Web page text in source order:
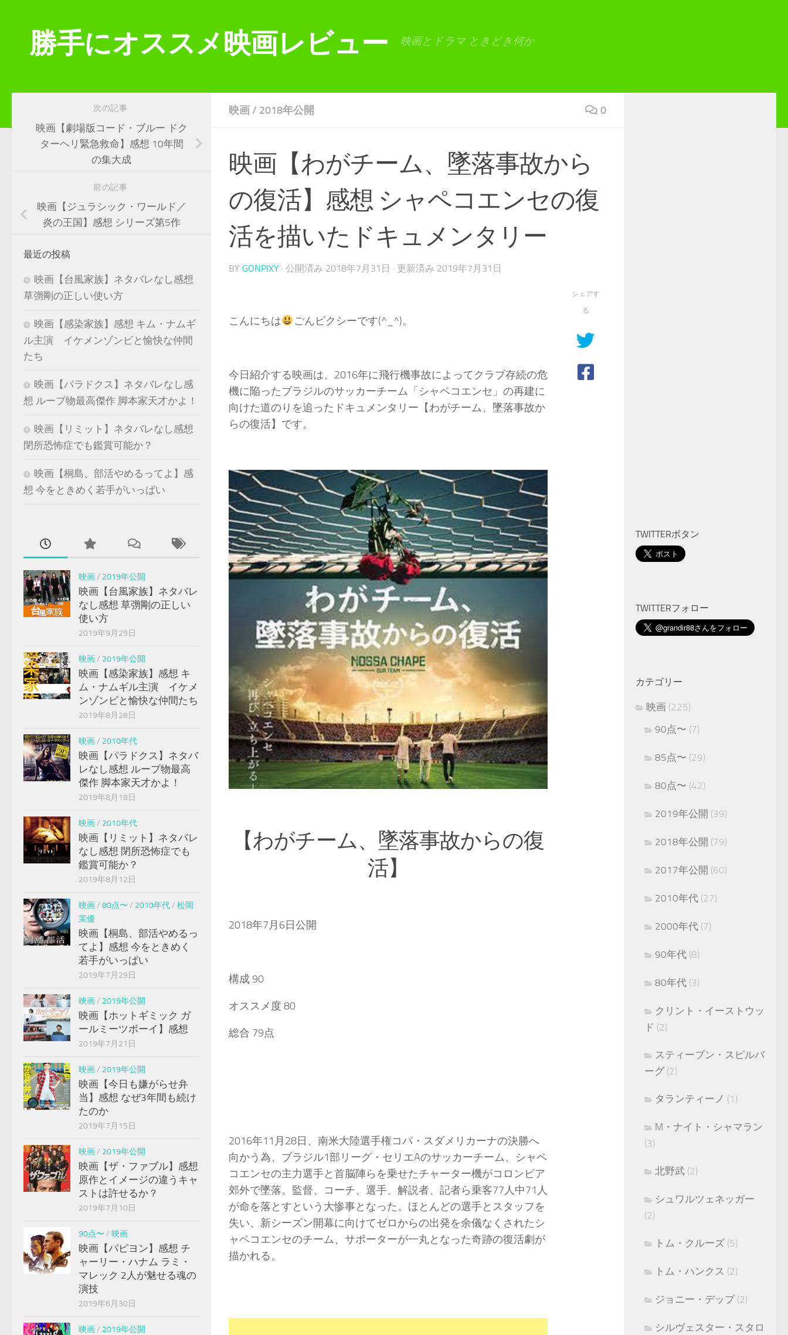
勝手にオススメ映画レビュー 映画とドラマ ときどき何か
映画 / 2018年公開 0
映画【わがチーム、墜落事故から
の復活】感想 シャペコエンセの復
活を描いたドキュメンタリー
BY GONPIXY · 公開済み 2018年7月31日 · 更新済み 2019年7月31日
こんにちは ごんピクシーです(^_^)。
今日紹介する映画は、2016年に飛行機事故によってクラブ存続の危
機に陥ったブラジルのサッカーチーム「シャペコエンセ」の再建に
向けた道のりを追ったドキュメンタリー【わがチーム、墜落事故か
らの復活】です。
【わがチーム、墜落事故からの復
活】
2018年7月6日公開
構成 90
オススメ度 80
総合 79点
2016年11月28日、南米大陸選手権コパ・スダメリカーナの決勝へ
向かう為、ブラジル1部リーグ・セリエAのサッカーチーム、シャペ
コエンセの主力選手と首脳陣らを乗せたチャーター機がコロンビア
郊外で墜落。監督、コーチ、選手、解説者、記者ら乗客77人中71人
が命を落とすという大惨事となった。ほとんどの選手とスタッフを
失い、新シーズン開幕に向けてゼロからの出発を余儀なくされたシ
ャペコエンセのチーム、サポーターが一丸となった奇跡の復活劇が
描かれる。
シェアす
る
次の記事
映画【劇場版コード・ブルー ドク
ターヘリ緊急救命】感想 10年間
の集大成
前の記事
映画【ジュラシック・ワールド／
炎の王国】感想 シリーズ第5作
最近の投稿
映画【台風家族】ネタバレなし感想
草彅剛の正しい使い方
映画【感染家族】感想 キム・ナムギ
ル主演 イケメンゾンビと愉快な仲間
たち
映画【パラドクス】ネタバレなし感
想 ループ物最高傑作 脚本家天才かよ！
映画【リミット】ネタバレなし感想
閉所恐怖症でも鑑賞可能か？
映画【桐島、部活やめるってよ】感
想 今をときめく若手がいっぱい
映画/ 2019年公開
映画【台風家族】ネタバレ
なし感想 草彅剛の正しい
使い方
2019年9月29日
映画/ 2019年公開
映画【感染家族】感想 キ
ム・ナムギル主演 イケメ
ンゾンビと愉快な仲間たち
2019年8月28日
映画/ 2010年代
映画【パラドクス】ネタバ
レなし感想 ループ物最高
傑作 脚本家天才かよ！
2019年8月18日
映画/ 2010年代
映画【リミット】ネタバレ
なし感想 閉所恐怖症でも
鑑賞可能か？
2019年8月12日
映画/ 80点〜 / 2010年代/ 松岡
茉優
映画【桐島、部活やめるっ
てよ】感想 今をときめく
若手がいっぱい
2019年7月29日
映画/ 2019年公開
映画【ホットギミック ガ
ールミーツボーイ】感想
2019年7月21日
映画/ 2019年公開
映画【今日も嫌がらせ弁
当】感想 なぜ3年間も続け
たのか
2019年7月15日
映画/ 2019年公開
映画【ザ・ファブル】感想
原作とイメージの違うキャ
ストは許せるか？
2019年7月10日
90点〜 / 映画
映画【パピヨン】感想 チ
ャーリー・ハナム ラミ・
マレック 2人が魅せる魂の
演技
2019年6月30日
映画/ 2019年公開
TWITTERボタン
TWITTERフォロー
カテゴリー
映画 (225)
90点〜 (7)
85点〜 (29)
80点〜 (42)
2019年公開 (39)
2018年公開 (79)
2017年公開 (60)
2010年代 (27)
2000年代 (7)
90年代 (8)
80年代 (3)
クリント・イーストウッ
ド (2)
スティーブン・スピルバ
ーグ (2)
タランティーノ (1)
M・ナイト・シャマラン
(3)
北野武 (2)
シュワルツェネッガー
(2)
トム・クルーズ (5)
トム・ハンクス (2)
ジョニー・デップ(2)
シルヴェスター・スタロ